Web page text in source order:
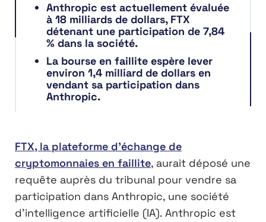
Anthropic est actuellement évaluée
à 18 milliards de dollars, FTX
détenant une participation de 7,84
% dans la société.
La bourse en faillite espère lever
environ 1,4 milliard de dollars en
vendant sa participation dans
Anthropic.
FTX, la plateforme d’échange de
cryptomonnaies en faillite, aurait déposé une
requête auprès du tribunal pour vendre sa
participation dans Anthropic, une société
d’intelligence artificielle (IA). Anthropic est